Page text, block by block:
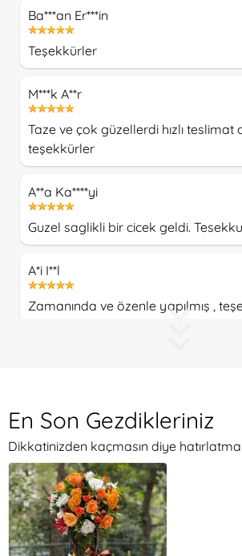
Ba***an Er***in
Teşekkürler
M***k A**r
Taze ve çok güzellerdi hızlı teslimat
teşekkürler
A**a Ka****yi
Guzel saglikli bir cicek geldi.
A*i I**l
Zamanında ve özenle yapılmış ,
T***e Ar**an
Sipariş verdiğim aranjman
güzel geldi, çok teşekkür ederim.
K**n F***h
En Son Gezdikleriniz
Dikkatinizden kaçmasın diye